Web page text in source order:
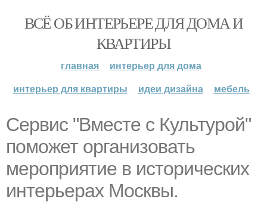
ВСЁ ОБ ИНТЕРЬЕРЕ ДЛЯ ДОМА И
КВАРТИРЫ
главная
интерьер для дома
интерьер для квартиры
идеи дизайна мебель
Сервис "Вместе с Культурой"
поможет организовать
мероприятие в исторических
интерьерах Москвы.